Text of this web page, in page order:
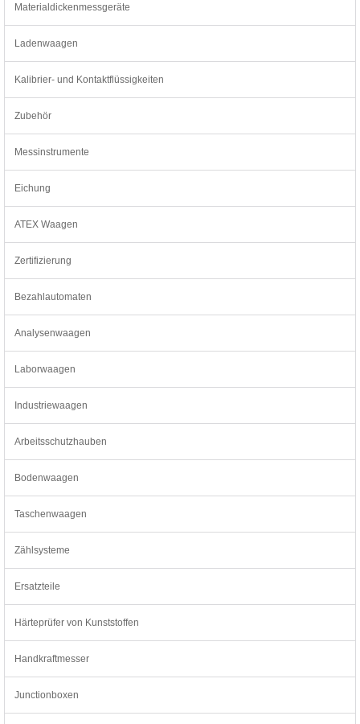
Materialdickenmessgeräte
Ladenwaagen
Kalibrier- und Kontaktflüssigkeiten
Zubehör
Messinstrumente
Eichung
ATEX Waagen
Zertifizierung
Bezahlautomaten
Analysenwaagen
Laborwaagen
Industriewaagen
Arbeitsschutzhauben
Bodenwaagen
Taschenwaagen
Zählsysteme
Ersatzteile
Härteprüfer von Kunststoffen
Handkraftmesser
Junctionboxen